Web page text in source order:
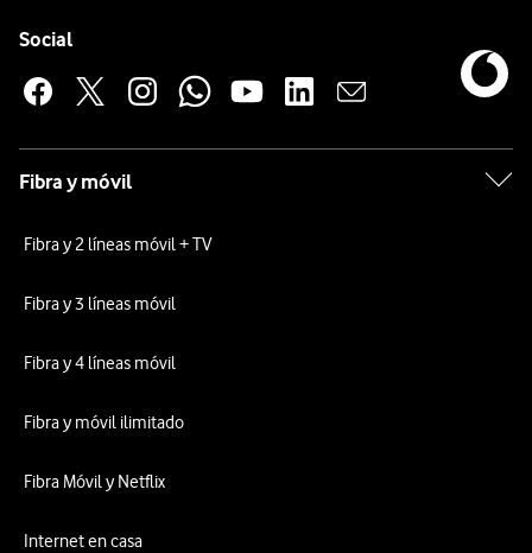
Social
Fibra y móvil
Fibra y 2 líneas móvil + TV
Fibra y 3 líneas móvil
Fibra y 4 líneas móvil
Fibra y móvil ilimitado
Fibra Móvil y Netflix
Internet en casa